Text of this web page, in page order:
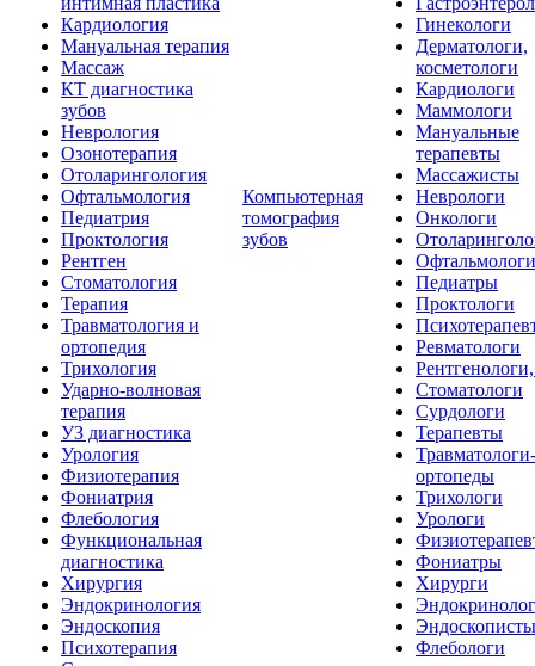
Кардиология
Мануальная терапия
Массаж
КТ диагностика
зубов
Неврология
Озонотерапия
Отоларингология
Офтальмология
Педиатрия
Проктология
Рентген
Стоматология
Терапия
Травматология и
ортопедия
Трихология
Ударно-волновая
терапия
УЗ диагностика
Урология
Физиотерапия
Фониатрия
Флебология
Функциональная
диагностика
Хирургия
Эндокринология
Эндоскопия
Психотерапия
Компьютерная
томография
зубов
Гинекологи
Дерматологи,
косметологи
Кардиологи
Маммологи
Мануальные
терапевты
Массажисты
Неврологи
Онкологи
Офтальмологи
Педиатры
Проктологи
Ревматологи
Стоматологи
Сурдологи
Терапевты
Травматологи-
ортопеды
Трихологи
Урологи
Фониатры
Хирурги
Эндоскописты
Флебологи